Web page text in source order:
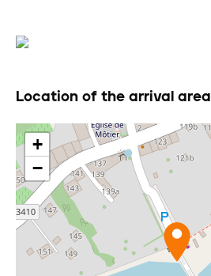
Location of the arrival area
+
−